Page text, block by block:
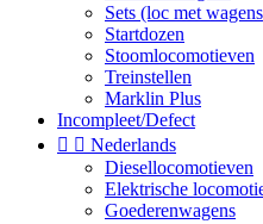
Sets (loc met wagens
Startdozen
Stoomlocomotieven
Treinstellen
Marklin Plus
Incompleet/Defect
  Nederlands
Diesellocomotieven
Elektrische
Goederenwagens